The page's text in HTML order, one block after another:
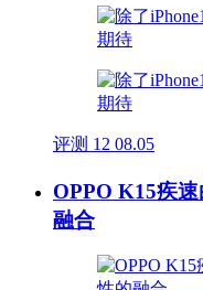
评测 12 08.05
OPPO K15疾
融合